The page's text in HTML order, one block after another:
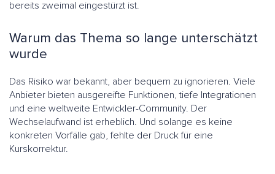
bereits zweimal eingestürzt ist.
Warum das Thema so lange unterschätzt
wurde
Das Risiko war bekannt, aber bequem zu ignorieren. Viele
Anbieter bieten ausgereifte Funktionen, tiefe Integrationen
und eine weltweite Entwickler-Community. Der
Wechselaufwand ist erheblich. Und solange es keine
konkreten Vorfälle gab, fehlte der Druck für eine
Kurskorrektur.